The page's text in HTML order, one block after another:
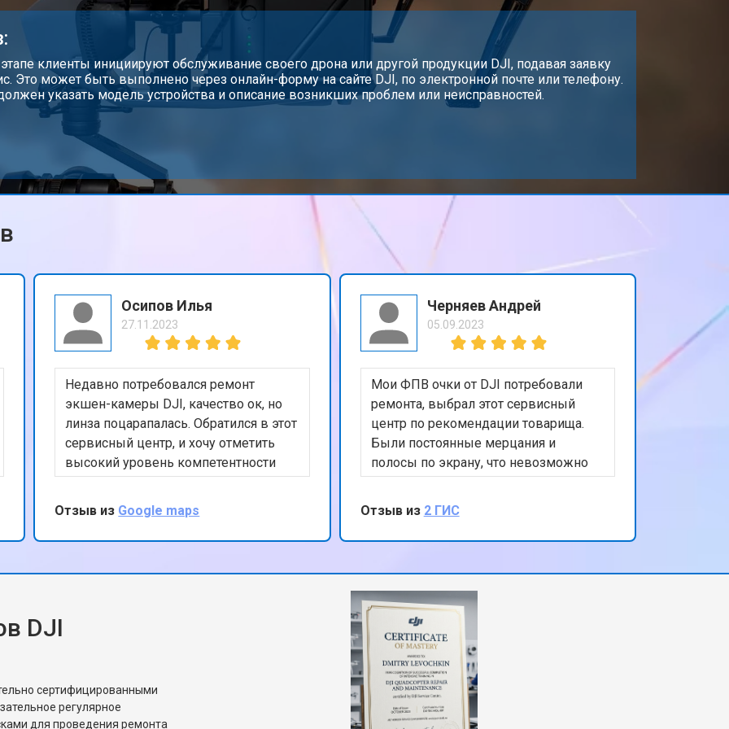
от 60 мин от 1500 ₽ Заказать
от 60 мин от 1000 ₽ Заказать
от 3600 ₽
клиенты инициируют обслуживание своего дрона или другой продукции DJI, подавая заявку
Это может быть выполнено через онлайн-форму на сайте DJI, по электронной почте или телефону.
указать модель устройства и описание возникших проблем или неисправностей.
Осипов Илья
27.11.2023
Недавно потребовался ремонт
экшен-камеры DJI, качество ок, но
линза поцарапалась. Обратился в этот
сервисный центр, и хочу отметить
высокий уровень компетентности
сотрудников и их внимательное
отношение к клиентам. Линзу по
итогу пришлось ставить с донора, но
качество с ней как на новой. Могу
за ремонт
Отзыв из Google maps
Черняев Андрей
05.09.2023
Мои ФПВ очки от DJI потребовали
ремонта, выбрал этот сервисный
центр по рекомендации товарища.
Были постоянные мерцания и
полосы по экрану, что невозможно
управлять дроном. Вместе с
диагностикой ремонт занял почти
неделю, хотелось бы быстрее, но
результат полностью устроил.
Отзыв из 2 ГИС
DJI
сертифицированными
регулярное
для проведения ремонта